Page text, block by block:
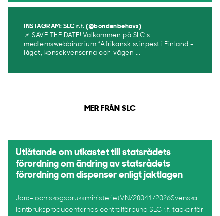
INSTAGRAM: SLC r.f. (@bondenbehovs)
📌 SAVE THE DATE! Välkommen på SLC:s
medlemswebbinarium ”Afrikansk svinpest i Finland –
läget, konsekvenserna och vägen ...
MER FRÅN SLC
Utlåtande om utkastet till statsrådets
förordning om ändring av statsrådets
förordning om dispenser enligt jaktlagen
Jord- och skogsbruksministerietVN/20041/2026Svenska
lantbruksproducenternas centralförbund SLC r.f. tackar för